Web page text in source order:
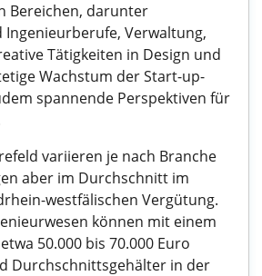
Bereichen, darunter
Verwaltung,
Tätigkeiten in Design und
Wachstum der Start-up-
spannende Perspektiven für
variieren je nach Branche
aber im Durchschnitt im
westfälischen Vergütung.
können mit einem
50.000 bis 70.000 Euro
Durchschnittsgehälter in der